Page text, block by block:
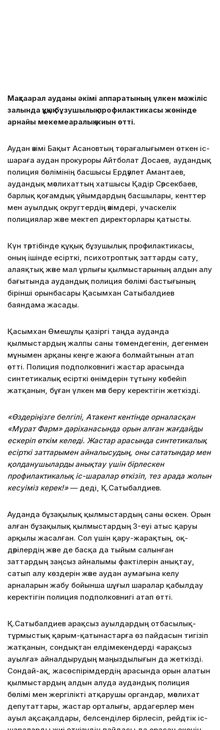
Мақтаарал ауданы әкімі аппаратының үлкен мәжіліс
залында құқық бұзушылық профилактикасы жөнінде
арнайы мекемеаралық жиын өтті.
Аудан әкімі Бақыт Асановтың төрағалығымен өткен іс-
шараға аудан прокуроры Айтболат Досаев, аудандық
полиция бөлімінің басшысы Ердәулет Амантаев,
аудандық мәслихаттың хатшысы Қадір Сәрсекбаев,
барлық қоғамдық ұйымдардың басшылары, кенттер
мен ауылдық округтердің әкімдері, учаскелік
полициялар және мектеп директорлары қатысты.
Күн тәртібінде құқық бұзушылық профилактикасы,
оның ішінде есірткі, психотроптық заттарды сату,
алаяқтық және мал ұрлығы қылмыстарының алдын алу
бағытында аудандық полиция бөлімі бастығының
бірінші орынбасары Қасымхан Сатыбалдиев
баяндама жасады.
Қасымхан Өмешұлы қазіргі таңда ауданда
қылмыстардың жалпы саны төмендегенін, дегенмен
мұнымен арқаны кеңге жаюға болмайтынын атап
өтті. Полиция подполковнигі жастар арасында
синтетикалық есірткі өнімдерін тұтыну көбейіп
жатқанын, бұған үлкен мән беру керектігін жеткізді.
«Өздеріңізге белгілі, Атакент кентінде орналасқан
«Мұрат Фарм» дәріханасында орын алған жағдайды
ескеріп өткім келеді. Жастар арасында синтетикалық
есірткі заттарымен айналысудың, оны сататындар мен
қолданушыларды анықтау үшін бірлескен
профилактикалық іс-шаралар өткізіп, тез арада жолын
кесуіміз керек!»— деді, Қ.Сатыбалдиев.
Ауданда бұзақылық қылмыстардың саны өскен. Орын
алған бұзақылық қылмыстардың 3-еуі атыс қаруы
арқылы жасалған. Сол үшін қару-жарақтың, оқ-
дәрілердің және де басқа да тыйым салынған
заттардың заңсыз айналымы фактілерін анықтау,
сатып алу көздерін және аудан аумағына келу
арналарын жабу бойынша шұғыл шаралар қабылдау
керектігін полиция подполковнигі атап өтті.
Қ.Сатыбалдиев арақсыз ауылдардың отбасылық-
тұрмыстық қарым-қатынастарға өз пайдасын тигізіп
жатқанын, сондықтан елдімекендерді «арақсыз
ауылға» айналдырудың маңыздылығын да жеткізді.
Сондай-ақ, жасөспірімдердің арасында орын алатын
қылмыстардың алдын алуда аудандық полиция
бөлімі мен жергілікті атқарушы органдар, мәслихат
депутаттары, жастар орталығы, ардагерлер мен
ауыл ақсақалдары, белсенділер бірлесіп, рейдтік іс-